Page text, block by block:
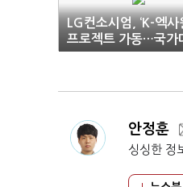
LG컨소시엄, ‘K-엑사
프로젝트 가동…국가
표 AI 앞장
안정훈
싱싱한 정